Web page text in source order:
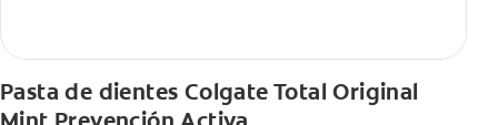
Pasta de dientes Colgate Total Original